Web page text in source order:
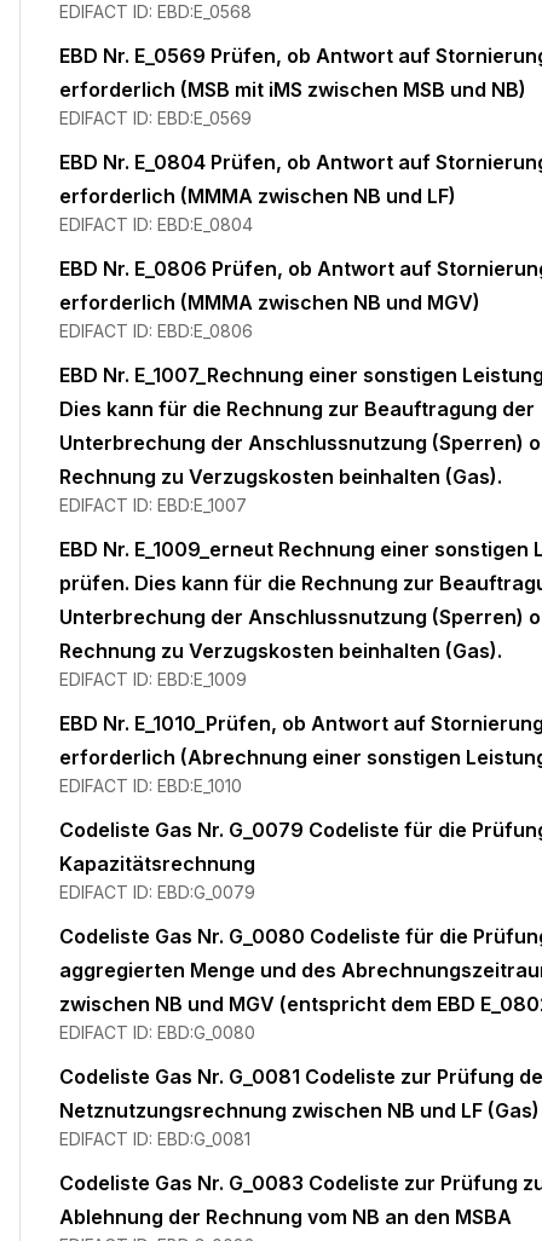
EDIFACT ID: EBD:E_0568
EBD Nr. E_0569 Prüfen, ob Antwort auf
erforderlich (MSB mit iMS zwischen MSB und NB)
EDIFACT ID: EBD:E_0569
EBD Nr. E_0804 Prüfen, ob Antwort auf
erforderlich (MMMA zwischen NB und LF)
EDIFACT ID: EBD:E_0804
EBD Nr. E_0806 Prüfen, ob Antwort auf
erforderlich (MMMA zwischen NB und MGV)
EDIFACT ID: EBD:E_0806
EBD Nr. E_1007_Rechnung einer sonstigen
Dies kann für die Rechnung zur Beauftragung der
Unterbrechung der Anschlussnutzung (Sperren)
Rechnung zu Verzugskosten beinhalten (Gas).
EDIFACT ID: EBD:E_1007
EBD Nr. E_1009_erneut Rechnung einer sonstigen
prüfen. Dies kann für die Rechnung zur
Unterbrechung der Anschlussnutzung (Sperren)
Rechnung zu Verzugskosten beinhalten (Gas).
EDIFACT ID: EBD:E_1009
EBD Nr. E_1010_Prüfen, ob Antwort auf
erforderlich (Abrechnung einer sonstigen
EDIFACT ID: EBD:E_1010
Codeliste Gas Nr. G_0079 Codeliste für die
Kapazitätsrechnung
EDIFACT ID: EBD:G_0079
Codeliste Gas Nr. G_0080 Codeliste für die
aggregierten Menge und des
zwischen NB und MGV (entspricht dem EBD
EDIFACT ID: EBD:G_0080
Codeliste Gas Nr. G_0081 Codeliste zur Prüfung
Netznutzungsrechnung zwischen NB und LF (Gas)
EDIFACT ID: EBD:G_0081
Codeliste Gas Nr. G_0083 Codeliste zur Prüfung
Ablehnung der Rechnung vom NB an den MSBA